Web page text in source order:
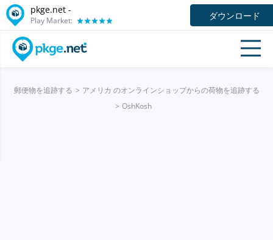
pkge.net -
Play Market: ダウンロード
郵便物を追跡する
アメリカ のオンラインショップからの荷物を追跡する
OshKosh